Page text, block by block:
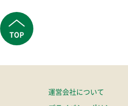
TOP
運営会社について